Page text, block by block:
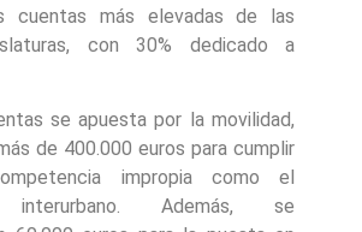
cuentas más elevadas de las
con 30% dedicado a
se apuesta por la movilidad,
de 400.000 euros para cumplir
impropia como el
interurbano. Además, se